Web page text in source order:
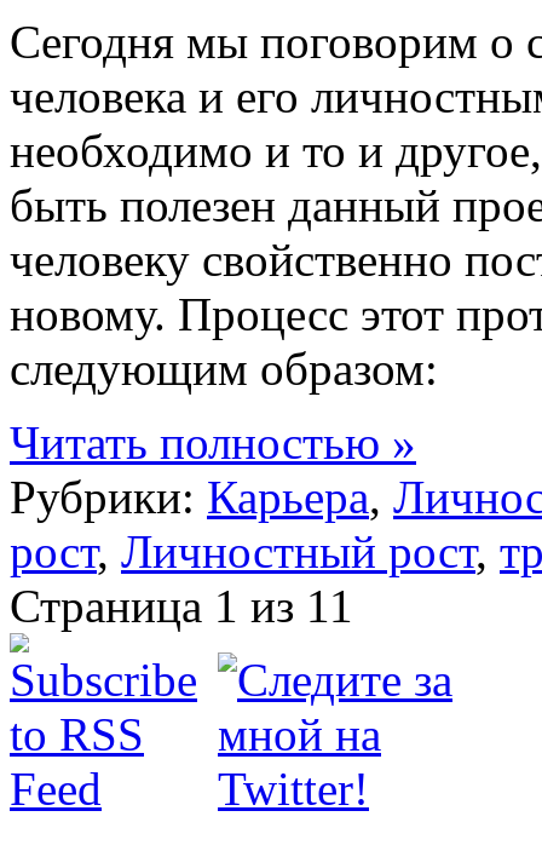
Сегодня мы поговорим о
человека и его
необходимо и то и
быть полезен данный
человеку свойственно
новому. Процесс этот
следующим образом:
Читать полностью »
Рубрики: Карьера,
рост, Личностный рост,
Страница 1 из 11